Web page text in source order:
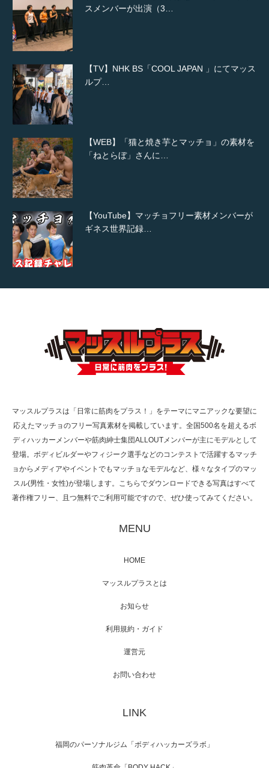
スメンバーが出演（3…
【TV】NHK BS「COOL JAPAN 」にてマッス
ルプ…
【WEB】「猫と焼き芋とマッチョ」の素材を
「ねとらぼ」さんに…
【YouTube】マッチョフリー素材メンバーが
ギネス世界記録…
【TV】TBS番組「ひるおび」にてマッスルプ
TOKYO FMラジオ番組「ONE MORNING」
で紹介さ…
た（6/8放送）
映画「メカバース」舞台挨拶へマッスルプラ
【TV】NHK BS「COOL JAPAN 」にてマッス
「ねとらぼ」さんに…
マッスルプラスは「日常に筋肉をプラス！」をテーマにマニアックな要望に
応えたマッチョのフリー写真素材を掲載しています。全国500名を超えるボ
ディハッカーメンバーや筋肉紳士集団ALLOUTメンバーが主にモデルとして
登場。ボディビルダーやフィジーク選手などのコンテストで活躍するマッチ
ョからメディアやイベントでもマッチョなモデルなど、様々なタイプのマッ
スル(男性・女性)が登場します。こちらでダウンロードできる写真はすべて
著作権フリー、且つ無料でご利用可能ですので、ぜひ使ってみてください。
MENU
HOME
マッスルプラスとは
お知らせ
利用規約・ガイド
運営元
お問い合わせ
LINK
福岡のパーソナルジム「ボディハッカーズラボ」